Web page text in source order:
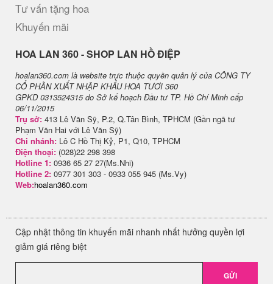
Tư vấn tặng hoa
Khuyến mãi
H​OA LAN 360 - SHOP LAN HỒ ĐIỆP
hoalan360.com là website trực thuộc quyền quản lý của CÔNG TY
CỔ PHẦN XUẤT NHẬP KHẨU HOA TƯƠI 360
GPKD 0313524315 do Sở kế hoạch Đầu tư TP. Hồ Chí Minh cấp
06/11/2015
Trụ sở: 413 Lê Văn Sỹ, P.2, Q.Tân Bình, TPHCM (Gần ngã tư
Phạm Văn Hai với Lê Văn Sỹ)
Chi nhánh: Lô C Hồ Thị Kỷ, P1, Q10, TPHCM
Điện thoại: (028)22 298 398
Hotline 1: 0936 65 27 27(Ms.Nhi)
Hotline 2: 0977 301 303 - 0933 055 945 (Ms.Vy)
Web:hoalan360.com
Cập nhật thông tin khuyến mãi nhanh nhất hưởng quyền lợi
giảm giá riêng biệt
GỬI